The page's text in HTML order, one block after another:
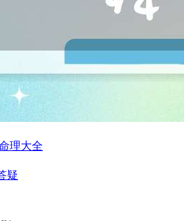
理大全
疑